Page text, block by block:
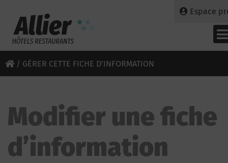
Espace
/ GÉRER CETTE FICHE D’INFORMATION
Modifier une fiche
d’information